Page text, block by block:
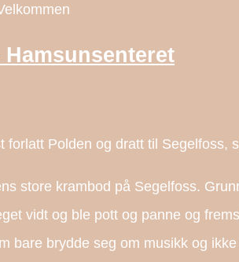
Hamsunsenteret
forlatt Polden og dratt til
store krambod på Segelfoss.
vidt og ble pott og panne og
bare brydde seg om musikk og